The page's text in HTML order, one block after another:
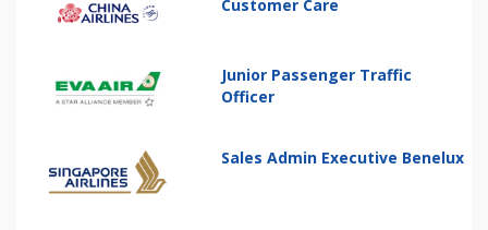
Customer Care
Junior Passenger Traffic
Officer
Sales Admin Executive Benelux